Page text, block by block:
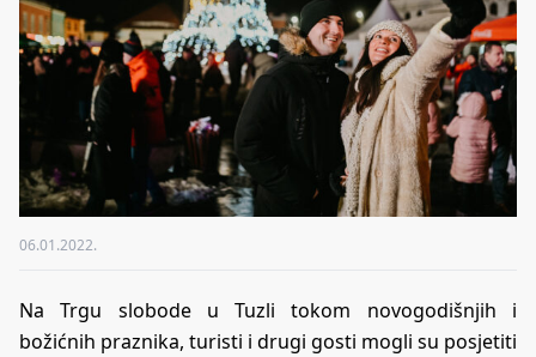
06.01.2022.
Na Trgu slobode u Tuzli tokom novogodišnjih i
božićnih praznika, turisti i drugi gosti mogli su posjetiti